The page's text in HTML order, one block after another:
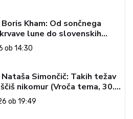
Kham: Od sončnega
lune do slovenskih
vesolju (Vroča tema, 2. 8.
ob 14:30
Simončič: Takih težav
nikomur (Vroča tema, 30.
ob 19:49